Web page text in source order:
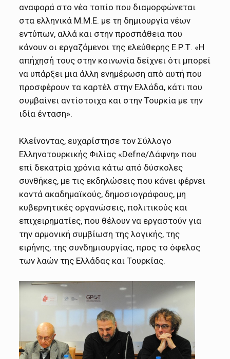
αναφορά στο νέο τοπίο που διαμορφώνεται
στα ελληνικά Μ.Μ.Ε. με τη δημιουργία νέων
εντύπων, αλλά και στην προσπάθεια που
κάνουν οι εργαζόμενοι της ελεύθερης Ε.Ρ.Τ. «Η
απήχησή τους στην κοινωνία δείχνει ότι μπορεί
να υπάρξει μια άλλη ενημέρωση από αυτή που
προσφέρουν τα καρτέλ στην Ελλάδα, κάτι που
συμβαίνει αντίστοιχα και στην Τουρκία με την
ιδία ένταση».
Κλείνοντας, ευχαρίστησε τον Σύλλογο
Ελληνοτουρκικής Φιλίας «Defne/Δάφνη» που
επί δεκατρία χρόνια κάτω από δύσκολες
συνθήκες, με τις εκδηλώσεις που κάνει φέρνει
κοντά ακαδημαϊκούς, δημοσιογράφους, μη
κυβερνητικές οργανώσεις, πολιτικούς και
επιχειρηματίες, που θέλουν να εργαστούν για
την αρμονική συμβίωση της λογικής, της
ειρήνης, της συνδημιουργίας, προς το όφελος
των λαών της Ελλάδας και Τουρκίας.